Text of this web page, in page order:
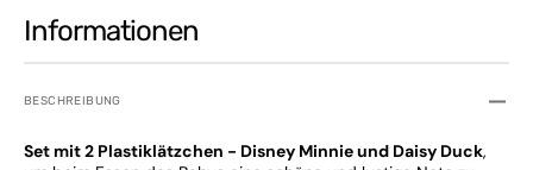
Informationen
BESCHREIBUNG
Set mit 2 Plastiklätzchen - Disney Minnie und Daisy Duck,